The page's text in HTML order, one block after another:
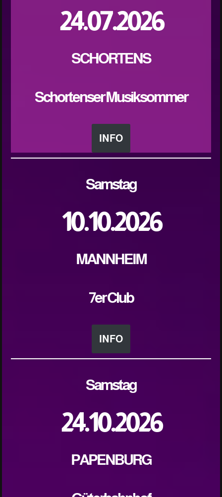
24.07.2026
SCHORTENS
Schortenser Musiksommer
INFO
Samstag
10.10.2026
MANNHEIM
7er Club
INFO
Samstag
24.10.2026
PAPENBURG